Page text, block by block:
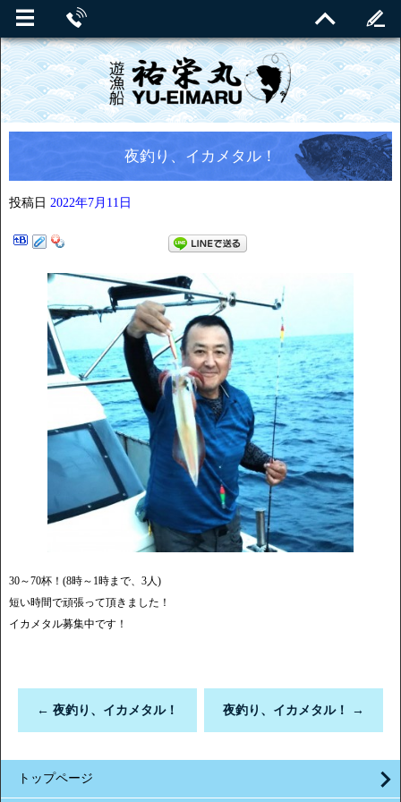
夜釣り、イカメタル！
投稿日 2022年7月11日
30～70杯！(8時～1時まで、3人)
短い時間で頑張って頂きました！
イカメタル募集中です！
← 夜釣り、イカメタル！ 夜釣り、イカメタル！ →
トップページ